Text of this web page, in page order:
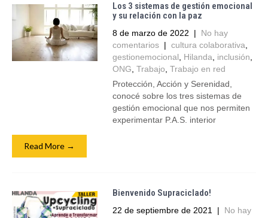
Los 3 sistemas de gestión emocional
y su relación con la paz
8 de marzo de 2022 | No hay
comentarios | cultura colaborativa
gestionemocional
Hilanda inclusión
ONG Trabajo Trabajo en red
Protección, Acción y Serenidad,
conocé sobre los tres sistemas de
gestión emocional que nos permiten
experimentar P.A.S. interior
Read More →
Bienvenido Supraciclado!
22 de septiembre de 2021 | No hay